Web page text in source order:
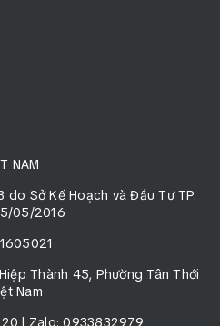
NAM
do Sở Kế Hoạch và Đầu Tư TP.
05/2016
Thành 45, Phường Tân Thới
Nam
| Zalo: 0933832979